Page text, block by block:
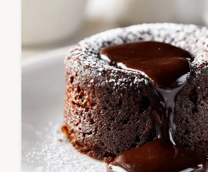
en seulement 10 minutes.